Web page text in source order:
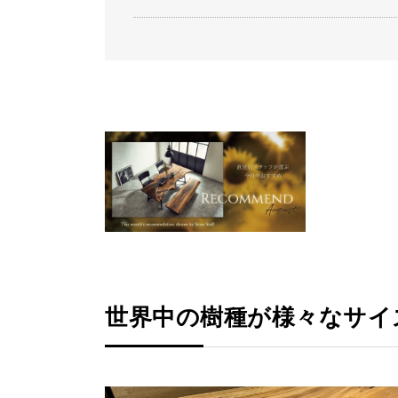
世界中の樹種が様々なサ